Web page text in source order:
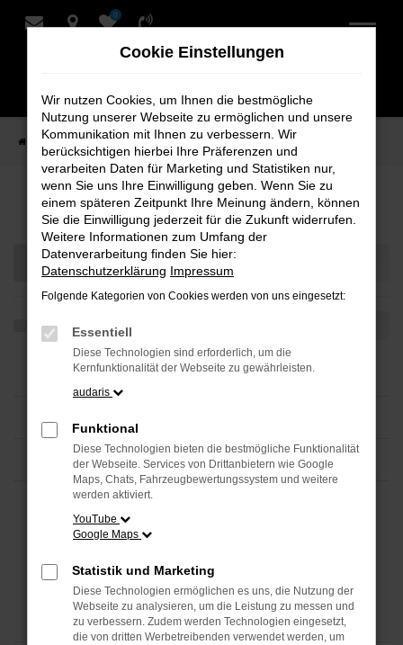
Zum
0
Startseite Teilen
Ihre Fahrzeugauswahl
Cookie Einstellungen
Wir nutzen Cookies, um Ihnen die bestmögliche
Nutzung unserer Webseite zu ermöglichen und unsere
Kommunikation mit Ihnen zu verbessern. Wir
berücksichtigen hierbei Ihre Präferenzen und
verarbeiten Daten für Marketing und Statistiken nur,
wenn Sie uns Ihre Einwilligung geben. Wenn Sie zu
einem späteren Zeitpunkt Ihre Meinung ändern, können
Sie die Einwilligung jederzeit für die Zukunft widerrufen.
Weitere Informationen zum Umfang der
Datenverarbeitung finden Sie hier:
Datenschutzerklärung Impressum
Folgende Kategorien von Cookies werden von uns eingesetzt:
Essentiell
Diese Technologien sind erforderlich, um die
Kernfunktionalität der Webseite zu gewährleisten.
audaris
Funktional
Diese Technologien bieten die bestmögliche Funktionalität
der Webseite. Services von Drittanbietern wie Google
Maps, Chats, Fahrzeugbewertungssystem und weitere
werden aktiviert.
YouTube
Google Maps
Statistik und Marketing
Diese Technologien ermöglichen es uns, die Nutzung der
Webseite zu analysieren, um die Leistung zu messen und
zu verbessern. Zudem werden Technologien eingesetzt,
die von dritten Werbetreibenden verwendet werden, um